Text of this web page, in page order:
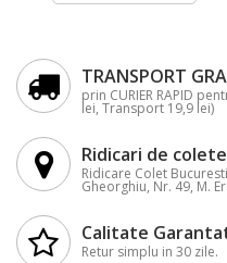
TRANSPORT
prin CURIER RAPID
lei, Transport 19,9 lei)
Ridicari de
Ridicare Colet
Gheorghiu, Nr. 49, M.
Calitate
Retur simplu in 30 zile.